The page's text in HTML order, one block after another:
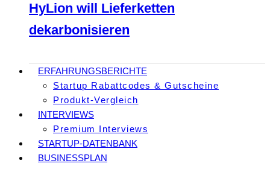
HyLion will Lieferketten
dekarbonisieren
ERFAHRUNGSBERICHTE
Startup Rabattcodes & Gutscheine
Produkt-Vergleich
INTERVIEWS
Premium Interviews
STARTUP-DATENBANK
BUSINESSPLAN